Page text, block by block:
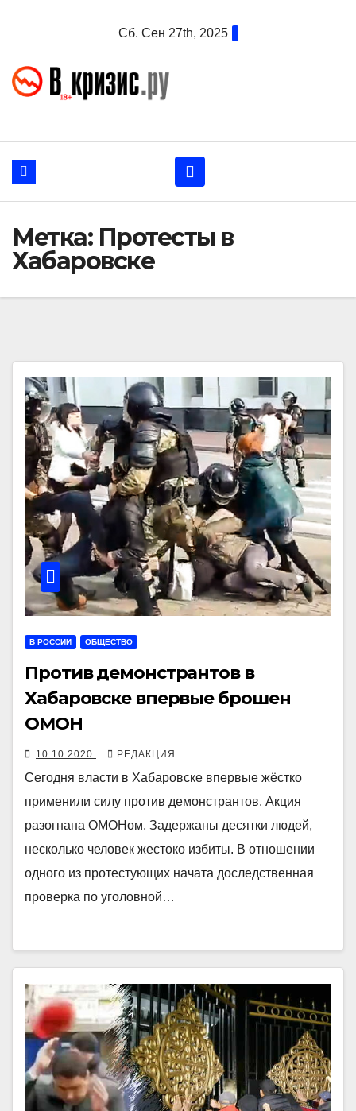
Сб. Сен 27th, 2025
Метка: Протесты в
Хабаровске
В РОССИИ ОБЩЕСТВО
Против демонстрантов в
Хабаровске впервые брошен
ОМОН
10.10.2020 РЕДАКЦИЯ
Сегодня власти в Хабаровске впервые жёстко
применили силу против демонстрантов. Акция
разогнана ОМОНом. Задержаны десятки людей,
несколько человек жестоко избиты. В отношении
одного из протестующих начата доследственная
проверка по уголовной…